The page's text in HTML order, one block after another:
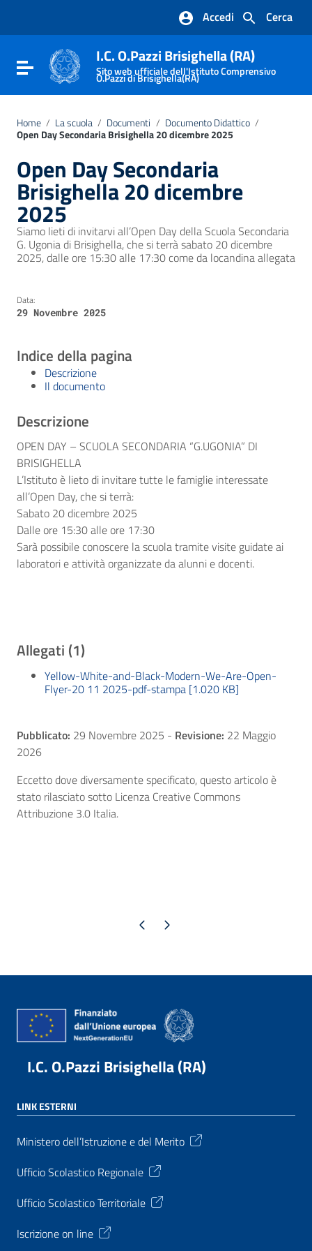
Vai al footer
Cerca
Accedi
Attiva / disattiva la navigazione
I.C. O.Pazzi Brisighella (RA)
Sito web ufficiale dell'Istituto Comprensivo
O.Pazzi di Brisighella(RA)
Home / La scuola / Documenti / Documento Didattico /
Open Day Secondaria Brisighella 20 dicembre 2025
Open Day Secondaria
Brisighella 20 dicembre
2025
Siamo lieti di invitarvi all’Open Day della Scuola Secondaria
G. Ugonia di Brisighella, che si terrà sabato 20 dicembre
2025, dalle ore 15:30 alle 17:30 come da locandina allegata
Data:
29 Novembre 2025
Indice della pagina
Descrizione
Il documento
Descrizione
OPEN DAY – SCUOLA SECONDARIA “G.UGONIA” DI
BRISIGHELLA
L’Istituto è lieto di invitare tutte le famiglie interessate
all’Open Day, che si terrà:
Sabato 20 dicembre 2025
Dalle ore 15:30 alle ore 17:30
Sarà possibile conoscere la scuola tramite visite guidate ai
laboratori e attività organizzate da alunni e docenti.
Allegati (1)
Yellow-White-and-Black-Modern-We-Are-Open-
Flyer-20 11 2025-pdf-stampa [1.020 KB]
Pubblicato: 29 Novembre 2025 - Revisione: 22 Maggio
2026
Eccetto dove diversamente specificato, questo articolo è
stato rilasciato sotto Licenza Creative Commons
Attribuzione 3.0 Italia.
Pagina precedente
Pagina successiva
I.C. O.Pazzi Brisighella (RA)
LINK ESTERNI
Ministero dell’Istruzione e del Merito
Ufficio Scolastico Regionale
Ufficio Scolastico Territoriale
Iscrizione on line